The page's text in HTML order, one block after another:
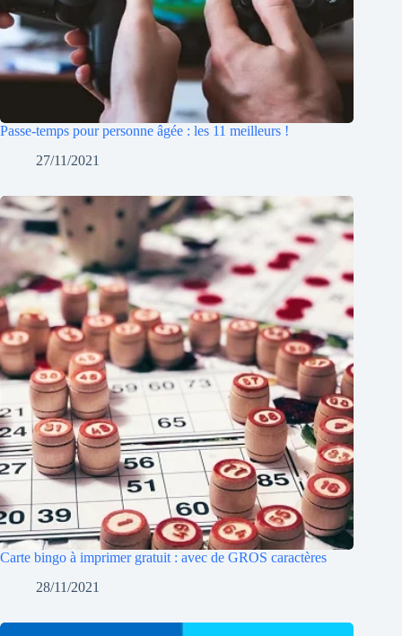
Passe-temps pour personne âgée : les 11 meilleurs !
27/11/2021
Carte bingo à imprimer gratuit : avec de GROS caractères
28/11/2021